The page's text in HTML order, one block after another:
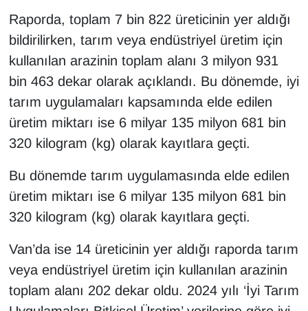
Raporda, toplam 7 bin 822 üreticinin yer aldığı
bildirilirken, tarım veya endüstriyel üretim için
kullanılan arazinin toplam alanı 3 milyon 931
bin 463 dekar olarak açıklandı. Bu dönemde, iyi
tarım uygulamaları kapsamında elde edilen
üretim miktarı ise 6 milyar 135 milyon 681 bin
320 kilogram (kg) olarak kayıtlara geçti.
Bu dönemde tarım uygulamasında elde edilen
üretim miktarı ise 6 milyar 135 milyon 681 bin
320 kilogram (kg) olarak kayıtlara geçti.
Van’da ise 14 üreticinin yer aldığı raporda tarım
veya endüstriyel üretim için kullanılan arazinin
toplam alanı 202 dekar oldu. 2024 yılı ‘İyi Tarım
MAGAZİN
MEDYA
ONE EKONOMİ
POLİTİKA
RÖPORTAJ
Seri İlan